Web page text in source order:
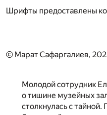
Шрифты предоставлены
© Марат Сафаргалиев,
Молодой сотрудник
о тишине музейных
столкнулась с